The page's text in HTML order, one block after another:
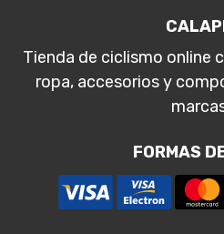
Tienda de ciclismo online
ropa, accesorios y
FORMAS